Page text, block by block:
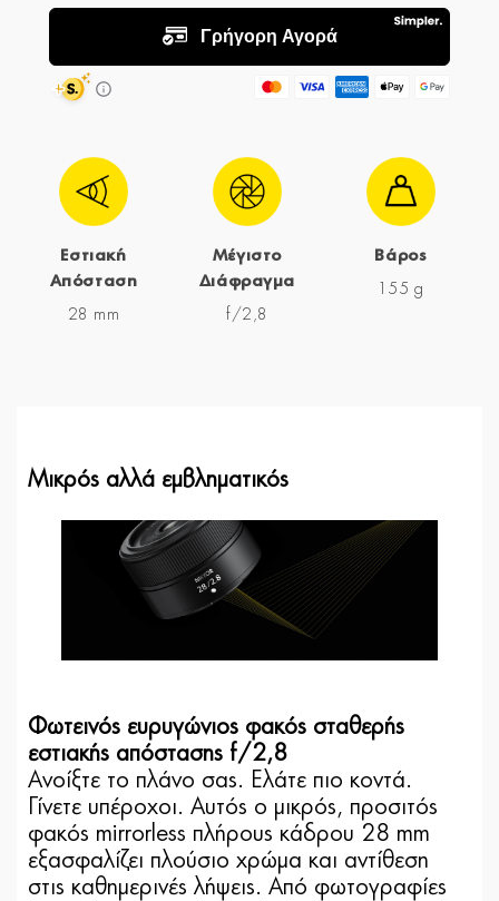
Εστιακή
Απόσταση
28 mm
Μέγιστο
Διάφραγμα
f/2,8
Βάρος
155 g
Μικρός αλλά εμβληματικός
Φωτεινός ευρυγώνιος φακός σταθερής
εστιακής απόστασης f/2,8
Ανοίξτε το πλάνο σας. Ελάτε πιο κοντά.
Γίνετε υπέροχοι. Αυτός ο μικρός, προσιτός
φακός mirrorless πλήρους κάδρου 28 mm
εξασφαλίζει πλούσιο χρώμα και αντίθεση
στις καθημερινές λήψεις. Από φωτογραφίες